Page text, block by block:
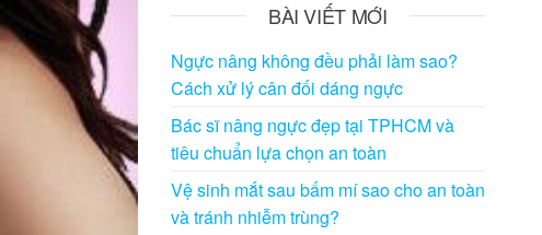
BÀI VIẾT MỚI
Ngực nâng không đều phải làm sao?
Cách xử lý cân đối dáng ngực
Bác sĩ nâng ngực đẹp tại TPHCM và
tiêu chuẩn lựa chọn an toàn
Vệ sinh mắt sau bấm mí sao cho an toàn
và tránh nhiễm trùng?